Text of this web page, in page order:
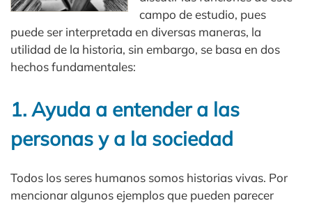
campo de estudio, pues
puede ser interpretada en diversas maneras, la
utilidad de la historia, sin embargo, se basa en dos
hechos fundamentales:
1. Ayuda a entender a las
personas y a la sociedad
Todos los seres humanos somos historias vivas. Por
mencionar algunos ejemplos que pueden parecer